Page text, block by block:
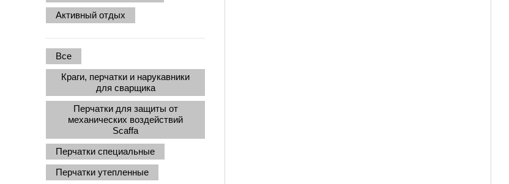
Активный отдых
Все
Краги, перчатки и нарукавники
для сварщика
Перчатки для защиты от
механических воздействий
Scaffa
Перчатки специальные
Перчатки утепленные